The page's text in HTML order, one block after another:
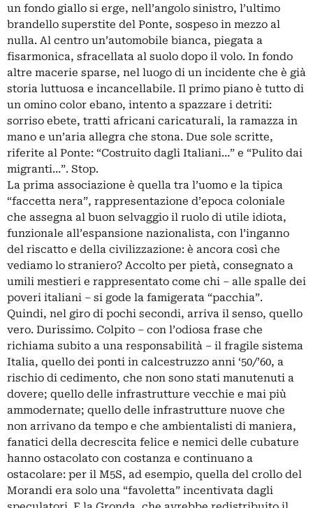
un fondo giallo si erge, nell’angolo sinistro, l’ultimo
brandello superstite del Ponte, sospeso in mezzo al
nulla. Al centro un’automobile bianca, piegata a
fisarmonica, sfracellata al suolo dopo il volo. In fondo
altre macerie sparse, nel luogo di un incidente che è già
storia luttuosa e incancellabile. Il primo piano è tutto di
un omino color ebano, intento a spazzare i detriti:
sorriso ebete, tratti africani caricaturali, la ramazza in
mano e un’aria allegra che stona. Due sole scritte,
riferite al Ponte: “Costruito dagli Italiani…” e “Pulito dai
migranti…”. Stop.
La prima associazione è quella tra l’uomo e la tipica
“faccetta nera”, rappresentazione d’epoca coloniale
che assegna al buon selvaggio il ruolo di utile idiota,
funzionale all’espansione nazionalista, con l’inganno
del riscatto e della civilizzazione: è ancora così che
vediamo lo straniero? Accolto per pietà, consegnato a
umili mestieri e rappresentato come chi – alle spalle dei
poveri italiani – si gode la famigerata “pacchia”.
Quindi, nel giro di pochi secondi, arriva il senso, quello
vero. Durissimo. Colpito – con l’odiosa frase che
richiama subito a una responsabilità – il fragile sistema
Italia, quello dei ponti in calcestruzzo anni ‘50/’60, a
rischio di cedimento, che non sono stati manutenuti a
dovere; quello delle infrastrutture vecchie e mai più
ammodernate; quello delle infrastrutture nuove che
non arrivano da tempo e che ambientalisti di maniera,
fanatici della decrescita felice e nemici delle cubature
hanno ostacolato con costanza e continuano a
ostacolare: per il M5S, ad esempio, quella del crollo del
Morandi era solo una “favoletta” incentivata dagli